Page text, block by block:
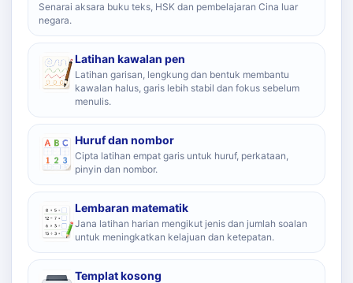
Senarai aksara buku teks, HSK dan pembelajaran Cina luar
negara.
Latihan kawalan pen
Latihan garisan, lengkung dan bentuk membantu
kawalan halus, garis lebih stabil dan fokus sebelum
menulis.
Huruf dan nombor
Cipta latihan empat garis untuk huruf, perkataan,
pinyin dan nombor.
Lembaran matematik
Jana latihan harian mengikut jenis dan jumlah soalan
untuk meningkatkan kelajuan dan ketepatan.
Templat kosong